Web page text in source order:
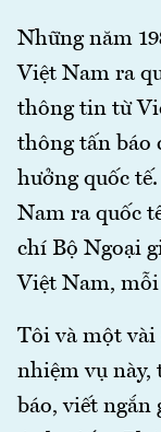
Những năm
Việt Nam ra
thông tin từ
thông tấn báo
hưởng quốc
Nam ra quốc
chí Bộ Ngoại
Việt Nam,
Tôi và một vài
nhiệm vụ
báo, viết ngắn